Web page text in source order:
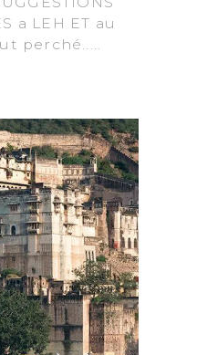
a LEH ET au
perché.....